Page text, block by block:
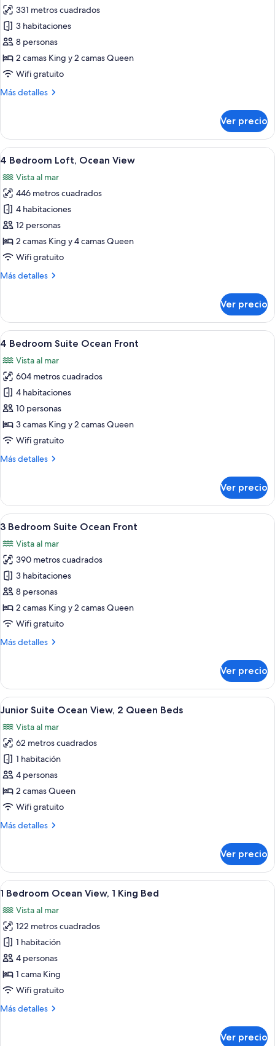
fotos
de
3
Bedroom
Loft,
View
331 metros cuadrados
3 habitaciones
8 personas
2 camas King y 2 camas Queen
Wifi gratuito
Más detalles
Más
Bedroom
Loft,
Ocean
Ver precio
Abrir
todas
las
fotos
de
4
Bedroom
Loft,
View
Una sala moderna con un sofá
21
4 Bedroom Loft, Ocean View
Vista al mar
446 metros cuadrados
4 habitaciones
12 personas
2 camas King y 4 camas Queen
Wifi gratuito
Más detalles
Más
Bedroom
Loft,
Ocean
Ver precio
Abrir
todas
las
fotos
de
4
Bedroom
Suite
Front
Un comedor moderno con una
22
4 Bedroom Suite Ocean Front
Vista al mar
604 metros cuadrados
4 habitaciones
10 personas
3 camas King y 2 camas Queen
Wifi gratuito
Más detalles
Más
Bedroom
Suite
Ocean
Ver precio
Abrir
todas
las
fotos
de
3
Bedroom
Suite
Front
Una sala de estar moderna con un
31
3 Bedroom Suite Ocean Front
Vista al mar
390 metros cuadrados
3 habitaciones
8 personas
2 camas King y 2 camas Queen
Wifi gratuito
Más detalles
Más
Bedroom
Suite
Ocean
Ver precio
Abrir
todas
las
fotos
de
Junior
Suite
Ocean
2
Una habitación de hotel moderna
11
Junior Suite Ocean View, 2 Queen Beds
Vista al mar
62 metros cuadrados
1 habitación
4 personas
2 camas Queen
Wifi gratuito
Más detalles
Más
Suite
Ocean
View,
Queen
Beds
Ver precio
Abrir
todas
las
fotos
de
1
Bedroom
Ocean
1
Una habitación de hotel moderna
19
1 Bedroom Ocean View, 1 King Bed
Vista al mar
122 metros cuadrados
1 habitación
4 personas
1 cama King
Wifi gratuito
Más detalles
Más
Ver precio